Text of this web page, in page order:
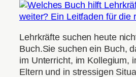
Lehrkräfte suchen heute
Buch.Sie suchen ein Buch,
im Unterricht, im Kollegium,
Eltern und in stressigen